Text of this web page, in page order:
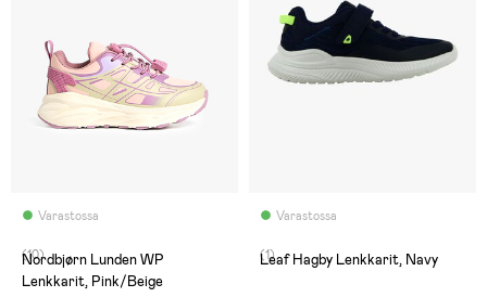
Varastossa
(10)
Nordbjørn Lunden WP
Lenkkarit, Pink/Beige
Varastossa
(1)
Leaf Hagby Lenkkarit, Navy